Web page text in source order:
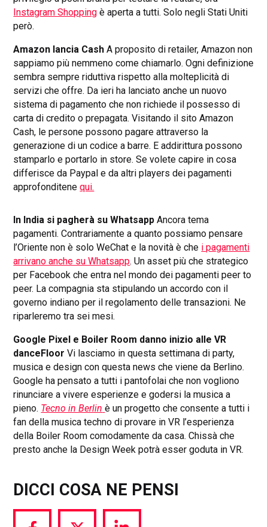
Instagram Shopping è aperta a tutti. Solo negli Stati Uniti
però.
Amazon lancia CashA proposito di retailer, Amazon non
sappiamo più nemmeno come chiamarlo. Ogni definizione
sembra sempre riduttiva rispetto alla molteplicità di
servizi che offre. Da ieri ha lanciato anche un nuovo
sistema di pagamento che non richiede il possesso di
carta di credito o prepagata. Visitando il sito Amazon
Cash, le persone possono pagare attraverso la
generazione di un codice a barre. E addirittura possono
stamparlo e portarlo in store. Se volete capire in cosa
differisce da Paypal e da altri players dei pagamenti
approfonditenequi.
In India si pagherà su WhatsappAncora tema
pagamenti. Contrariamente a quanto possiamo pensare
l’Oriente non è solo WeChat e la novità è che i pagamenti
arrivano anche su Whatsapp. Un asset più che strategico
per Facebook che entra nel mondo dei pagamenti peer to
peer. La compagnia sta stipulando un accordo con il
governo indiano per il regolamento delle transazioni. Ne
riparleremo tra sei mesi.
Google Pixel e Boiler Room danno inizio alle VR
danceFloor Vi lasciamo in questa settimana di party,
musica e design con questa news che viene da Berlino.
Google ha pensato a tutti i pantofolai che non vogliono
rinunciare a vivere esperienze e godersi la musica a
pieno. Tecno in Berlin è un progetto che consente a tutti i
fan della musica techno di provare in VR l’esperienza
della Boiler Room comodamente da casa. Chissà che
presto anche la Design Week potrà esser goduta in VR.
DICCI COSA NE PENSI